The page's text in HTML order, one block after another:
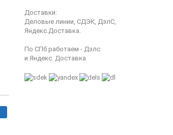
Доставки:
Деловые линии, СДЭК, ДэлС,
Яндекс.Доставка.
По СПб работаем - Дэлс
и Яндекс. Доставка